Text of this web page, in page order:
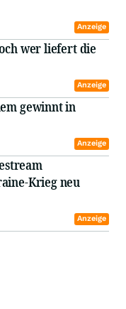
Anzeige
wer liefert die
Anzeige
gewinnt in
Anzeige
Krieg neu
Anzeige